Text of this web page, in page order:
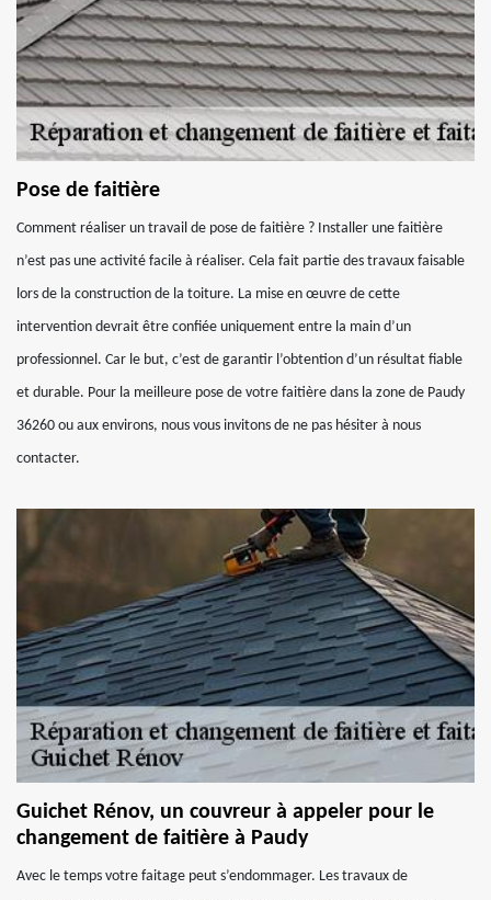
Pose de faitière
Comment réaliser un travail de pose de faitière ? Installer une faitière
n’est pas une activité facile à réaliser. Cela fait partie des travaux faisable
lors de la construction de la toiture. La mise en œuvre de cette
intervention devrait être confiée uniquement entre la main d’un
professionnel. Car le but, c’est de garantir l’obtention d’un résultat fiable
et durable. Pour la meilleure pose de votre faitière dans la zone de Paudy
36260 ou aux environs, nous vous invitons de ne pas hésiter à nous
contacter.
Guichet Rénov, un couvreur à appeler pour le
changement de faitière à Paudy
Avec le temps votre faitage peut s’endommager. Les travaux de